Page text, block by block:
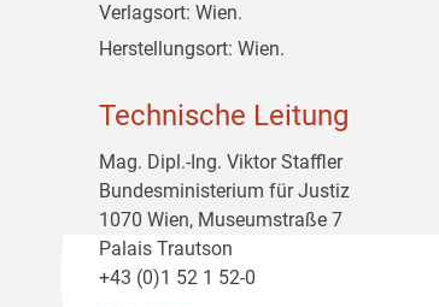
Verlagsort: Wien.
Herstellungsort: Wien.
Technische Leitung
Mag. Dipl.-Ing. Viktor Staffler
Bundesministerium für Justiz
1070 Wien, Museumstraße 7
Palais Trautson
+43 (0)1 52 1 52-0